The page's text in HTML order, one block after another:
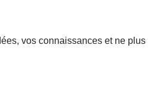
vos connaissances et ne